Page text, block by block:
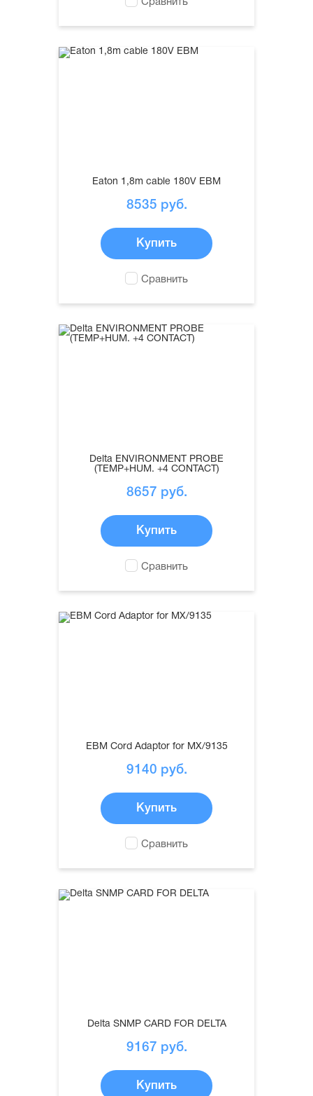
Eaton 1,8m cable 180V EBM
8535 руб.
Купить
Сравнить
Delta ENVIRONMENT PROBE
(TEMP+HUM. +4 CONTACT)
8657 руб.
Купить
Сравнить
EBM Cord Adaptor for MX/9135
9140 руб.
Купить
Сравнить
Delta SNMP CARD FOR DELTA
9167 руб.
Купить